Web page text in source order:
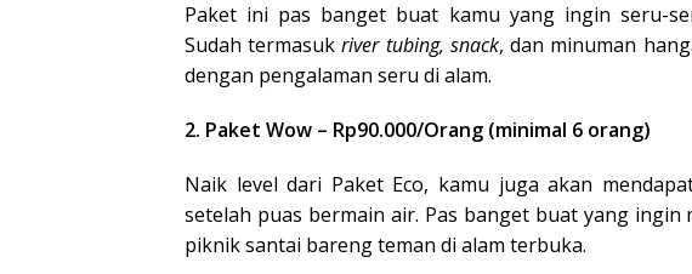
Paket ini pas banget buat kamu yang ingin seru-
Sudah termasukriver tubing, snack, dan minuman
dengan pengalaman seru di alam.
2. Paket Wow – Rp90.000/Orang (minimal 6 orang)
Naik level dari Paket Eco, kamu juga akan
setelah puas bermain air. Pas banget buat yang
piknik santai bareng teman di alam terbuka.